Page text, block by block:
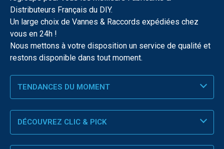
Distributeurs Français du DIY.
Un large choix de Vannes & Raccords expédiées chez
vous en 24h !
Nous mettons à votre disposition un service de qualité et
restons disponible dans tout moment.
TENDANCES DU MOMENT
DÉCOUVREZ CLIC & PICK